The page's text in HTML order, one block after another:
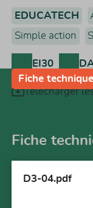
EDUCATECH
Simple action
EI30
Télécharger
Fiche technique
Fiche
D3-04.pdf